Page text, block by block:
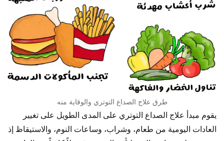
طرق علاج الصداع التوتري والوقاية منه
يقوم مبدأ علاج الصداع التوتري على المدى الطويل على تغيير
العادات اليومية من طعام، وشراب، وساعات النوم، والاستيقاظ إذ